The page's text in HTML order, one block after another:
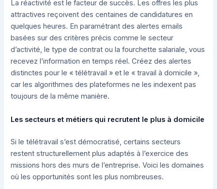
La réactivité est le facteur de succès. Les offres les plus
attractives reçoivent des centaines de candidatures en
quelques heures. En paramétrant des alertes emails
basées sur des critères précis comme le secteur
d’activité, le type de contrat ou la fourchette salariale, vous
recevez l’information en temps réel. Créez des alertes
distinctes pour le « télétravail » et le « travail à domicile »,
car les algorithmes des plateformes ne les indexent pas
toujours de la même manière.
Les secteurs et métiers qui recrutent le plus à domicile
Si le télétravail s’est démocratisé, certains secteurs
restent structurellement plus adaptés à l’exercice des
missions hors des murs de l’entreprise. Voici les domaines
où les opportunités sont les plus nombreuses.